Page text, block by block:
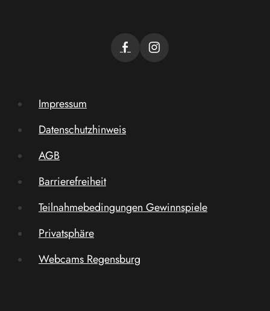
Impressum
Datenschutzhinweis
AGB
Barrierefreiheit
Teilnahmebedingungen Gewinnspiele
Privatsphäre
Webcams Regensburg